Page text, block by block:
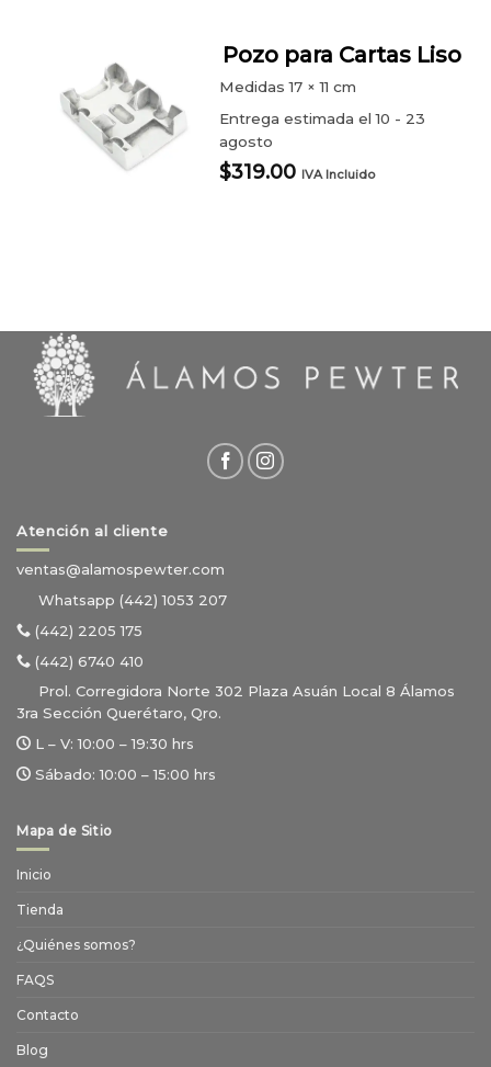
Pozo para Cartas Liso
Medidas17 × 11 cm
Entrega estimada el 10 - 23
agosto
$319.00 IVA Incluido
Atención al cliente
ventas@alamospewter.com
Whatsapp (442) 1053 207
(442) 2205 175
(442) 6740 410
Prol. Corregidora Norte 302 Plaza Asuán Local 8 Álamos
3ra Sección Querétaro, Qro.
L – V: 10:00 – 19:30 hrs
Sábado: 10:00 – 15:00 hrs
Mapa de Sitio
Inicio
Tienda
¿Quiénes somos?
FAQS
Contacto
Blog